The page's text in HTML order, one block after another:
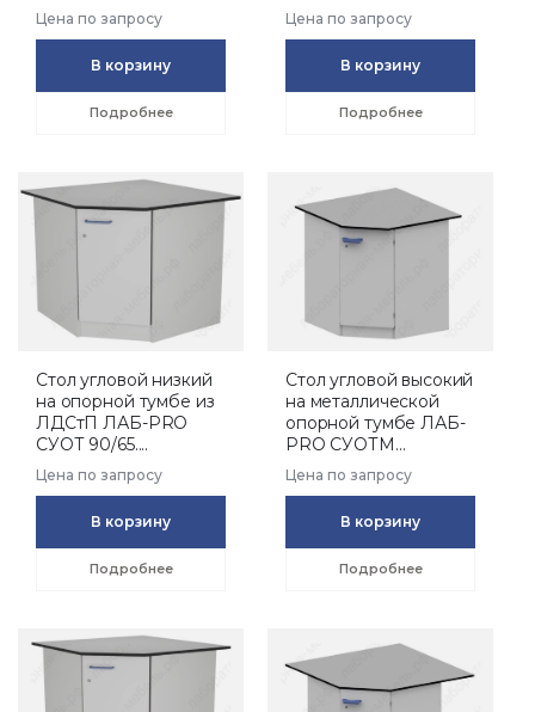
Цена по запросу
В корзину
Подробнее
Цена по запросу
В корзину
Подробнее
Стол угловой низкий
на опорной тумбе из
ЛДСтП ЛАБ-PRO
СУОТ 90/65....
Цена по запросу
В корзину
Подробнее
Стол угловой высокий
на металлической
опорной тумбе ЛАБ-
PRO СУОТМ...
Цена по запросу
В корзину
Подробнее